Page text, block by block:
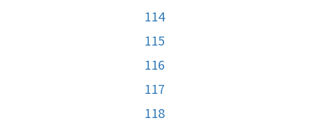
114
115
116
117
118